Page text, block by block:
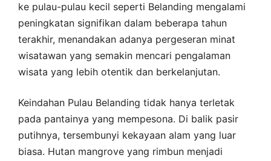
ke pulau-pulau kecil seperti Belanding mengalami
peningkatan signifikan dalam beberapa tahun
terakhir, menandakan adanya pergeseran minat
wisatawan yang semakin mencari pengalaman
wisata yang lebih otentik dan berkelanjutan.
Keindahan Pulau Belanding tidak hanya terletak
pada pantainya yang mempesona. Di balik pasir
putihnya, tersembunyi kekayaan alam yang luar
biasa. Hutan mangrove yang rimbun menjadi